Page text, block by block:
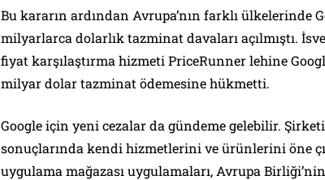
Bu kararın ardından Avrupa’nın farklı ülkelerinde
milyarlarca dolarlık tazminat davaları açılmıştı.
fiyat karşılaştırma hizmeti PriceRunner lehine
milyar dolar tazminat ödemesine hükmetti.
Google için yeni cezalar da gündeme gelebilir.
sonuçlarında kendi hizmetlerini ve ürünlerini öne
uygulama mağazası uygulamaları, Avrupa